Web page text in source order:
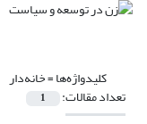
کلیدواژه‌ها =خانه‌دار
تعداد مقالات: 1